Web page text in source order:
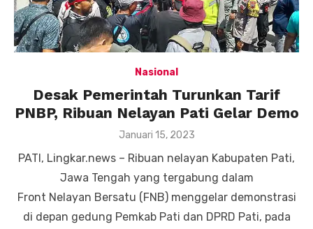
Nasional
Desak Pemerintah Turunkan Tarif
PNBP, Ribuan Nelayan Pati Gelar Demo
Posted
Januari 15, 2023
PATI, Lingkar.news – Ribuan nelayan Kabupaten Pati,
Jawa Tengah yang tergabung dalam
Front Nelayan Bersatu (FNB) menggelar demonstrasi
di depan gedung Pemkab Pati dan DPRD Pati, pada